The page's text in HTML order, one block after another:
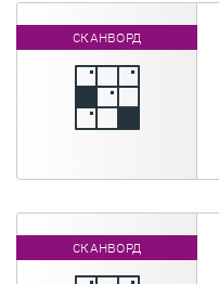
СКАНВОРД
СКАНВОРД